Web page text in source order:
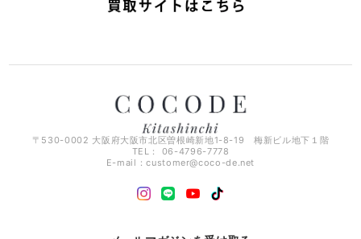
〒530-0002 大阪府大阪市北区曽根崎新地1-8-19 梅新ビル地下１階
TEL： 06-4796-7778
E-mail：customer@coco-de.net